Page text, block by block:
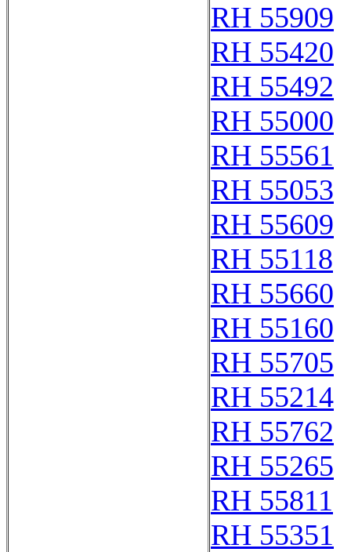
RH 55909
RH 55420
RH 55492
RH 55000
RH 55561
RH 55053
RH 55609
RH 55118
RH 55660
RH 55160
RH 55705
RH 55214
RH 55762
RH 55265
RH 55811
RH 55351